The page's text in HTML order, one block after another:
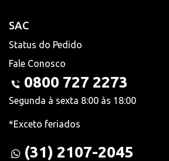
SAC
Status do Pedido
Fale Conosco
0800 727 2273
Segunda à sexta 8:00 às 18:00
*Exceto feriados
(31) 2107-2045